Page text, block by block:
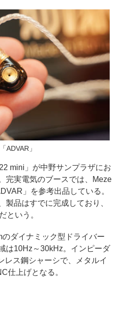
ADVAR」
mini」が中野サンプラザにお
完実電気のブースでは、Meze
」を参考出品している。
製品はすでに完成しており、
という。
ダイナミック型ドライバー
は10Hz～30kHz。インピーダ
レス鋼シャーシで、メタルイ
仕上げとなる。